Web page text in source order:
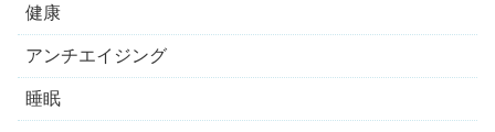
健康
アンチエイジング
睡眠